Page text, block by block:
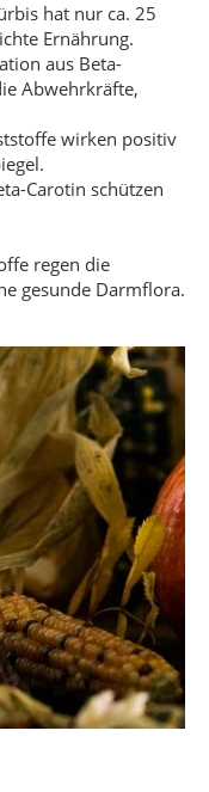
hat nur ca. 25
Ernährung.
aus Beta-
Abwehrkräfte,
wirken positiv
Carotin schützen
regen die
gesunde Darmflora.